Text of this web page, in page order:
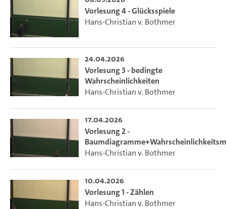
Vorlesung 4 - Glücksspiele
Hans-Christian v. Bothmer
24.04.2026
Vorlesung 3 - bedingte
Wahrscheinlichkeiten
Hans-Christian v. Bothmer
17.04.2026
Vorlesung 2 -
Hans-Christian v. Bothmer
10.04.2026
Vorlesung 1 - Zählen
Hans-Christian v. Bothmer